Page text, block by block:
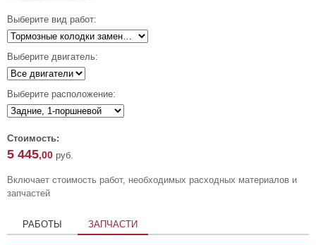
Выберите вид работ:
Выберите двигатель:
Выберите расположение:
Стоимость:
5 445,00 руб.
Включает стоимость работ, необходимых расходных материалов и
запчастей
РАБОТЫ ЗАПЧАСТИ